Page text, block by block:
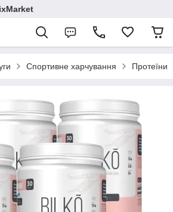
Спортивне харчування Протеїни